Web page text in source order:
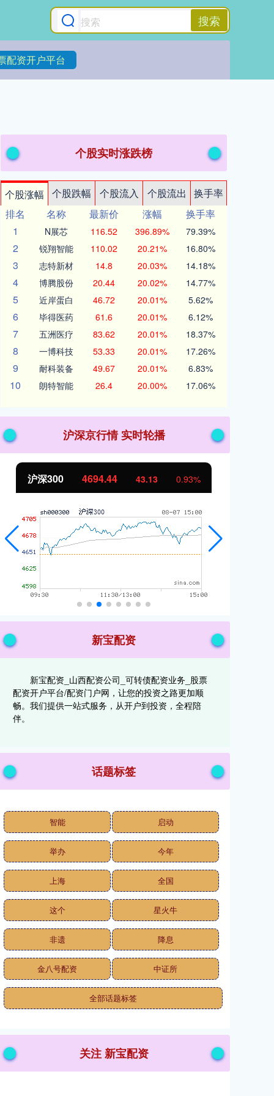
搜索
配资开户平台
个股实时涨跌榜
个股涨幅 个股跌幅 个股流入 个股流出
换手率
排名
名称 最新价 涨幅
换手率
1
N展芯 116.52 396.89% 79.39%
2 锐翔智能 110.02 20.21% 16.80%
3 志特新材 14.8 20.03% 14.18%
4 博腾股份 20.44 20.02% 14.77%
5 近岸蛋白 46.72 20.01% 5.62%
6 毕得医药 61.6 20.01% 6.12%
7 五洲医疗 83.62 20.01% 18.37%
8 一博科技 53.33 20.01% 17.26%
9 耐科装备 49.67 20.01% 6.83%
10 朗特智能 26.4 20.00% 17.06%
沪深京行情 实时轮播
沪深300 4694.44 43.13 0.93%
新宝配资
新宝配资_山西配资公司_可转债配资业务_股票
配资开户平台/配资门户网，让您的投资之路更加顺
畅。我们提供一站式服务，从开户到投资，全程陪
伴。
话题标签
智能 启动
举办 今年
上海 全国
这个 星火牛
非遗 降息
金八号配资 中证所
全部话题标签
关注 新宝配资